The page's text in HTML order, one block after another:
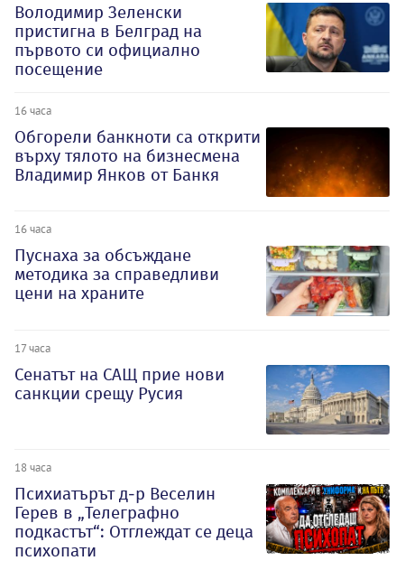
Володимир Зеленски
пристигна в Белград на
първото си официално
посещение
16 часа
Обгорели банкноти са открити
върху тялото на бизнесмена
Владимир Янков от Банкя
16 часа
Пуснаха за обсъждане
методика за справедливи
цени на храните
17 часа
Сенатът на САЩ прие нови
санкции срещу Русия
18 часа
Психиатърът д-р Веселин
Герев в „Телеграфно
подкастът“: Отглеждат се деца
психопати